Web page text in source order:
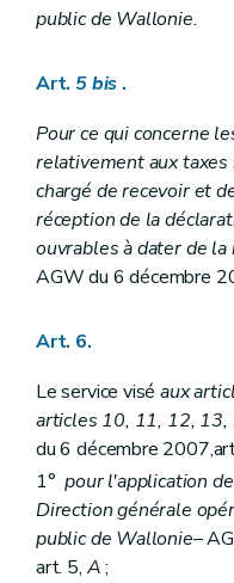
public de Wallonie.
Art. 5bis .
Pour ce qui concerne
relativement aux
chargé de recevoir et
réception de la
ouvrables à dater de
AGW du 6 décembre
Art. 6.
Le service viséaux
articles 10, 11, 12,
du 6 décembre
1°pour l'application
Direction générale
public de Wallonie–
art. 5, A;